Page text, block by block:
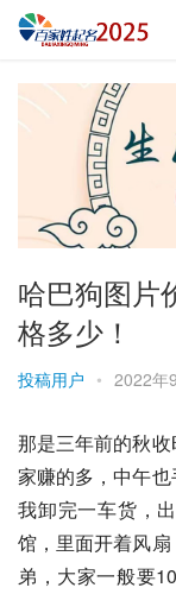
哈巴狗图片
格多少！
投稿用户 • 2022年
那是三年前的秋
家赚的多，中午
我卸完一车货，
馆，里面开着风
弟，大家一般要